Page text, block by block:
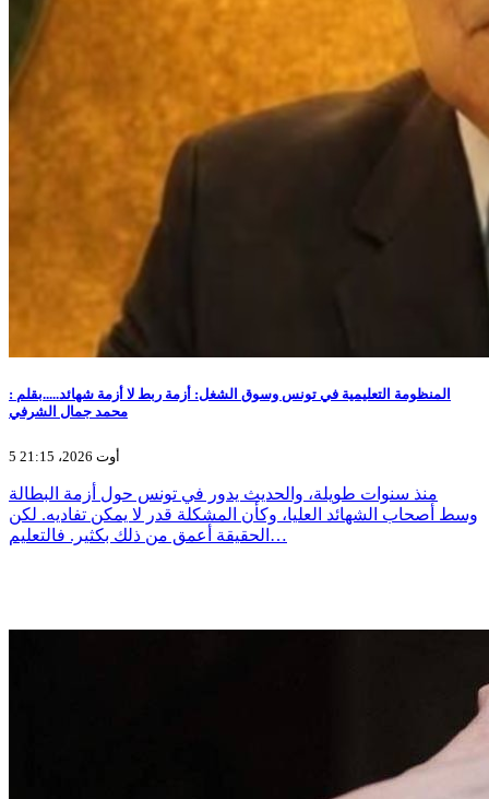
المنظومة التعليمية في تونس وسوق الشغل: أزمة ربط لا أزمة شهائد.....بقلم :
محمد جمال الشرفي
5 أوت 2026، 21:15
منذ سنوات طويلة، والحديث يدور في تونس حول أزمة البطالة
وسط أصحاب الشهائد العليا، وكأن المشكلة قدر لا يمكن تفاديه. لكن
الحقيقة أعمق من ذلك بكثير. فالتعليم…